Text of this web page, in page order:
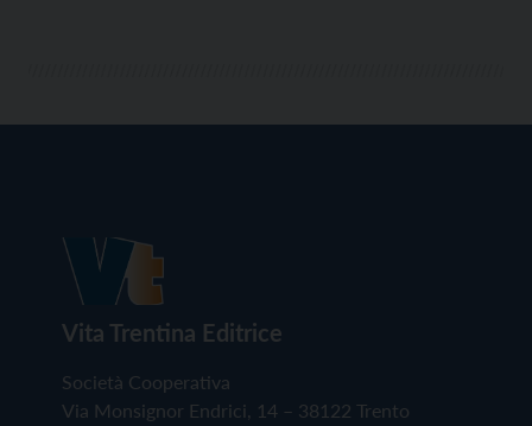
Vita Trentina Editrice
Società Cooperativa
Via Monsignor Endrici, 14 – 38122 Trento